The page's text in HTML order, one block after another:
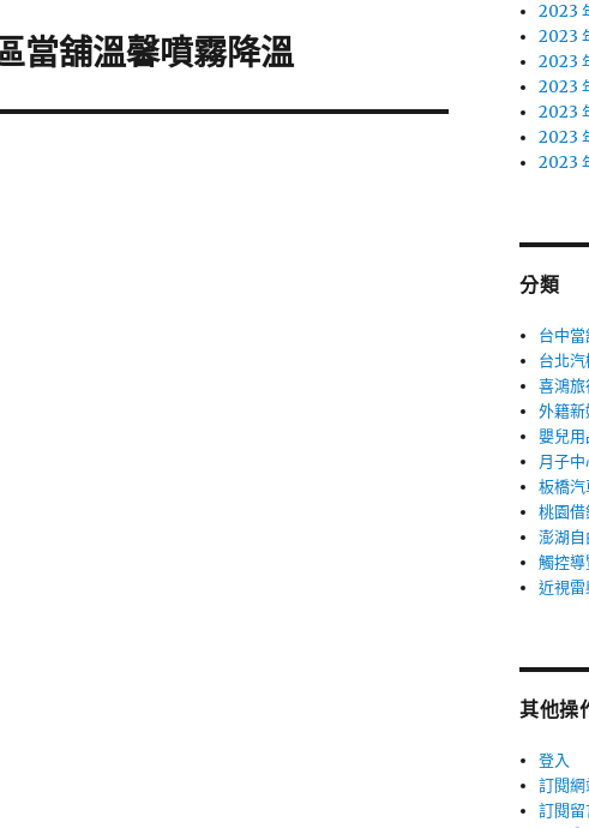
當舖溫馨噴霧降溫
2023
2023
2023
2023
2023
2023
2023
分類
台中當
台北
喜鴻
外籍新
嬰兒用
月子中
板橋
桃園借
澎湖
觸控
近視雷
其他操
登入
訂閱
訂閱